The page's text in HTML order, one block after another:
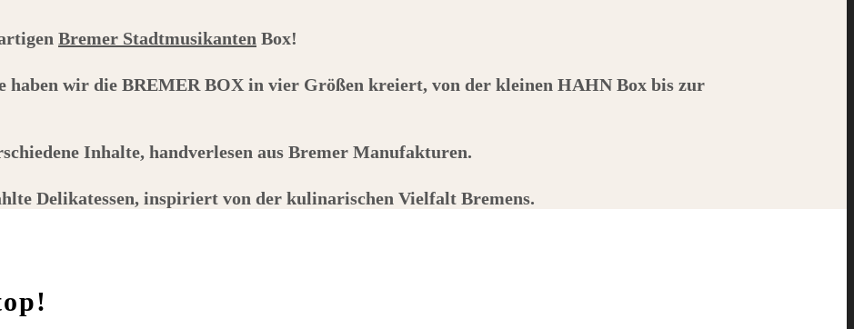
Bremer Stadtmusikanten Box!
haben wir die BREMER BOX in vier Größen kreiert, von der kleinen HAHN Box bis zur
Inhalte, handverlesen aus Bremer Manufakturen.
Delikatessen, inspiriert von der kulinarischen Vielfalt Bremens.